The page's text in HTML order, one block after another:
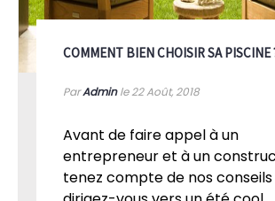
COMMENT BIEN CHOISIR SA PISCINE
ParAdminle 22Août, 2018
Avant de faire appel à un
entrepreneur et à un
tenez compte de nos